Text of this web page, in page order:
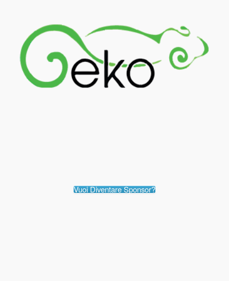
Vuoi Diventare Sponsor?